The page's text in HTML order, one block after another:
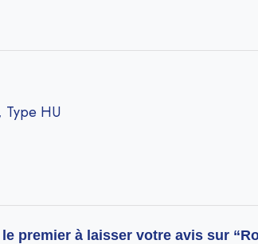
Type HU
le premier à laisser votre avis sur